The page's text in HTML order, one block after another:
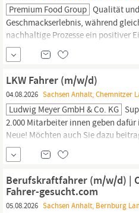
Premium Food Group Qualität
Geschmackserlebnis, während
nachhaltige Prozesse ein positiver
Umwelt sichergestellt wird Der in
Standort Weißenfels gehört seit
GmbH und Fleischwerk Weißenfels
Group. Mit seinen rund
LKW Fahrer (m/w/d)
04.08.2026 Sachsen Anhalt, Chemnitzer
Ludwig Meyer GmbH & Co. KG
2.000 Mitarbeiter innen geben dafür
Neue! Möchten auch Sie dazu
Belieferung der Märkte des
die Versorgung der Haushalte
Teil unseres Teams und verstärken
LKW -Fahrer ...
Berufskraftfahrer (m/w/d) |
Fahrer-gesucht.com
05.08.2026 Sachsen Anhalt, Bernburg